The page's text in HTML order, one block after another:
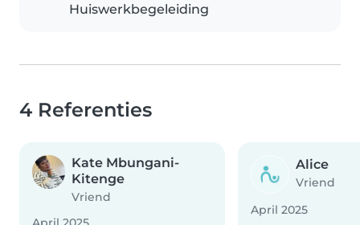
Huiswerkbegeleiding
4 Referenties
Kate Mbungani-
Kitenge
Vriend
Alice
Vriend
April 2025